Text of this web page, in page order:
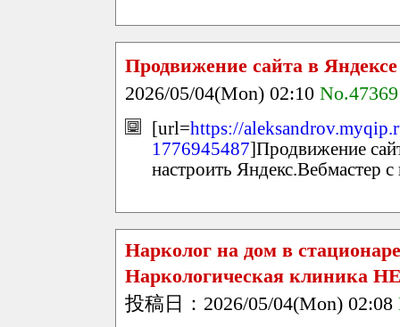
Продвижение сайта в Яндексе
2026/05/04(Mon) 02:10 No.47369
[url=https://
1776945487]Продвижение
настроить Яндекс.Вебмастер с
Нарколог на дом в
Наркологическая клиника
投稿日：2026/05/04(Mon) 02:08